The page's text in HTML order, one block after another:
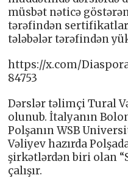
müsbət nəticə
tərəfindən
tələbələr tərəfindən
https://x.com/
84753
Dərslər təlimçi Tural
olunub. İtalyanın
Polşanın WSB
Vəliyev hazırda
şirkətlərdən biri olan
çalışır.